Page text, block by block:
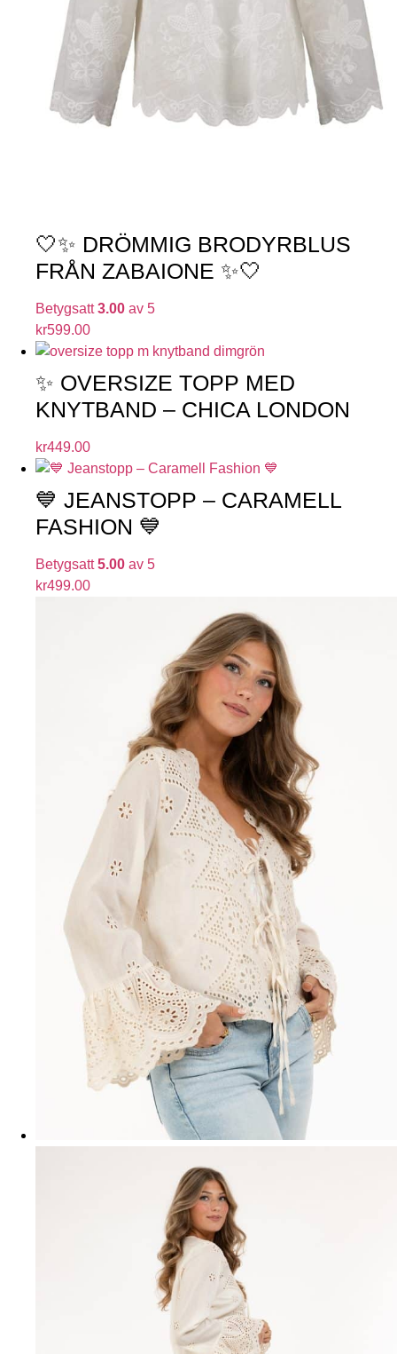
🤍✨ DRÖMMIG BRODYRBLUS
FRÅN ZABAIONE ✨🤍
Betygsatt3.00 av 5
kr599.00
✨ OVERSIZE TOPP MED
KNYTBAND – CHICA LONDON
kr449.00
💙 JEANSTOPP – CARAMELL
FASHION 💙
Betygsatt5.00 av 5
kr499.00